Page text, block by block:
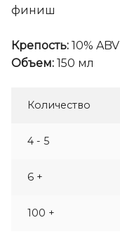
финиш
Крепость: 10% ABV
Объем: 150 мл
Количество
4 - 5
6 +
100 +